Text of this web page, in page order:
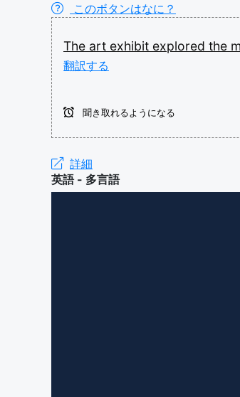
このボタンはなに？
The art exhibit explored the
翻訳する
聞き取れるようになる
詳細
英語 - 多言語